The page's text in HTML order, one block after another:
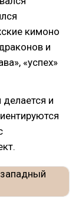
кимоно
и
«успех»
и